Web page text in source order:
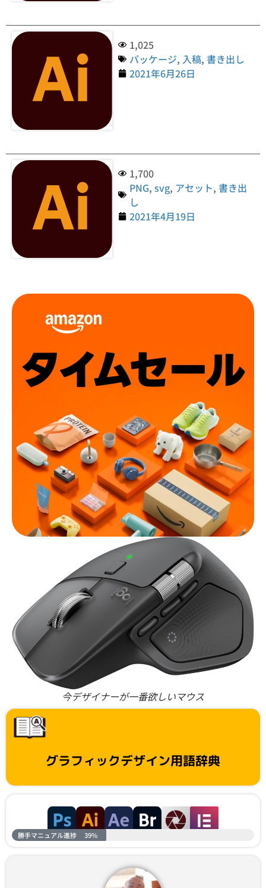
1,025
パッケージ, 入稿, 書き出し
2021年6月26日
1,700
PNG,svg, アセット, 書き出
し
2021年4月19日
今デザイナーが一番欲しいマウス
グラフィックデザイン用語辞典
勝手マニュアル進捗 39%